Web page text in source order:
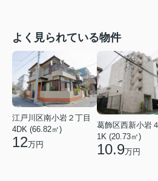
よく見られている物件
江戸川区南小岩２丁目
4DK (66.82㎡)
12万円
葛飾区西新小岩
1K (20.73㎡)
10.9万円